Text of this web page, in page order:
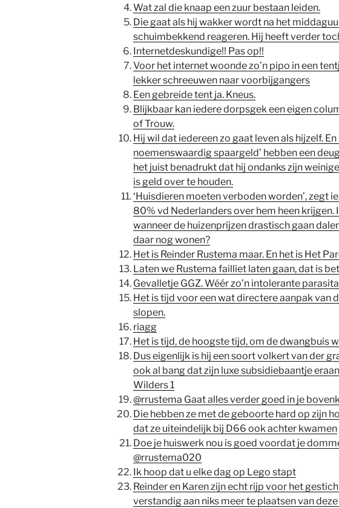
Wat zal die knaap een zuur bestaan leiden.
Die gaat als hij wakker wordt na het
schuimbekkend reageren. Hij heeft verder
Internetdeskundige!! Pas op!!
Voor het internet woonde zo’n pipo in een
lekker schreeuwen naar voorbijgangers
Een gebreide tent ja. Kneus.
Blijkbaar kan iedere dorpsgek een eigen
of Trouw.
Hij wil dat iedereen zo gaat leven als hijzelf.
noemenswaardig spaargeld’ hebben een
het juist benadrukt dat hij ondanks zijn
is geld over te houden.
‘Huisdieren moeten verboden worden’, zegt
80% vd Nederlanders over hem heen krijgen.
wanneer de huizenprijzen drastisch gaan
daar nog wonen?
Het is Reinder Rustema maar. En het is Het
Laten we Rustema failliet laten gaan, dat is
Gevalletje GGZ. Wéér zo’n intolerante
Het is tijd voor een wat directere aanpak van
slopen.
riagg
Het is tijd, de hoogste tijd, om de dwangbuis
Dus eigenlijk is hij een soort volkert van der
ook al bang dat zijn luxe subsidiebaantje
Wilders 1
@rrustema Gaat alles verder goed in je
Die hebben ze met de geboorte hard op zijn
dat ze uiteindelijk bij D66 ook achter kwamen
Doe je huiswerk nou is goed voordat je
@rrustema020
Ik hoop dat u elke dag op Lego stapt
Reinder en Karen zijn echt rijp voor het
verstandig aan niks meer te plaatsen van